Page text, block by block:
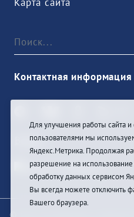
Контактная информация
Войти
© При цитировании
Для улучшения работы сайта и
пользователями мы
Яндекс.Метрика. Продолжая
разрешение на
обработку данных сервисом
Вы всегда можете отключить
Вашего браузера.